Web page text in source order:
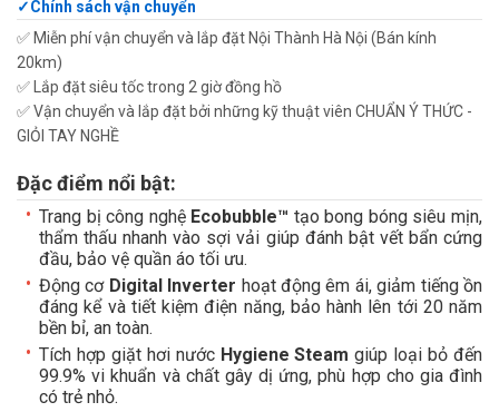
Chính sách vận chuyển
✅ Miễn phí vận chuyển và lắp đặt Nội Thành Hà Nội (Bán kính
20km)
✅ Lắp đặt siêu tốc trong 2 giờ đồng hồ
✅ Vận chuyển và lắp đặt bởi những kỹ thuật viên CHUẨN Ý THỨC -
GIỎI TAY NGHỀ
Đặc điểm nổi bật:
Trang bị công nghệ Ecobubble™ tạo bong bóng siêu mịn,
thẩm thấu nhanh vào sợi vải giúp đánh bật vết bẩn cứng
đầu, bảo vệ quần áo tối ưu.
Động cơ Digital Inverter hoạt động êm ái, giảm tiếng ồn
đáng kể và tiết kiệm điện năng, bảo hành lên tới 20 năm
bền bỉ, an toàn.
Tích hợp giặt hơi nước Hygiene Steam giúp loại bỏ đến
99.9% vi khuẩn và chất gây dị ứng, phù hợp cho gia đình
có trẻ nhỏ.